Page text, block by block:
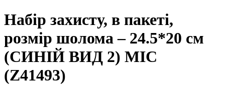
Набiр захисту, в пакеті,
розмір шолома – 24.5*20 см
(СИНІЙ ВИД 2) МІС
(Z41493)